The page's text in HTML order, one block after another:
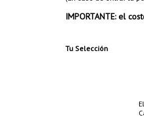
IMPORTANTE: el
Tu Selección